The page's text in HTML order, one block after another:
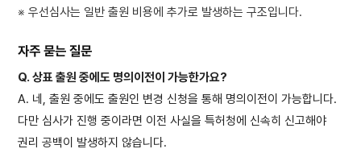
※ 우선심사는 일반 출원 비용에 추가로 발생하는 구조입니다.
자주 묻는 질문
Q. 상표 출원 중에도 명의이전이 가능한가요?
A. 네, 출원 중에도 출원인 변경 신청을 통해 명의이전이 가능합니다.
다만 심사가 진행 중이라면 이전 사실을 특허청에 신속히 신고해야
권리 공백이 발생하지 않습니다.